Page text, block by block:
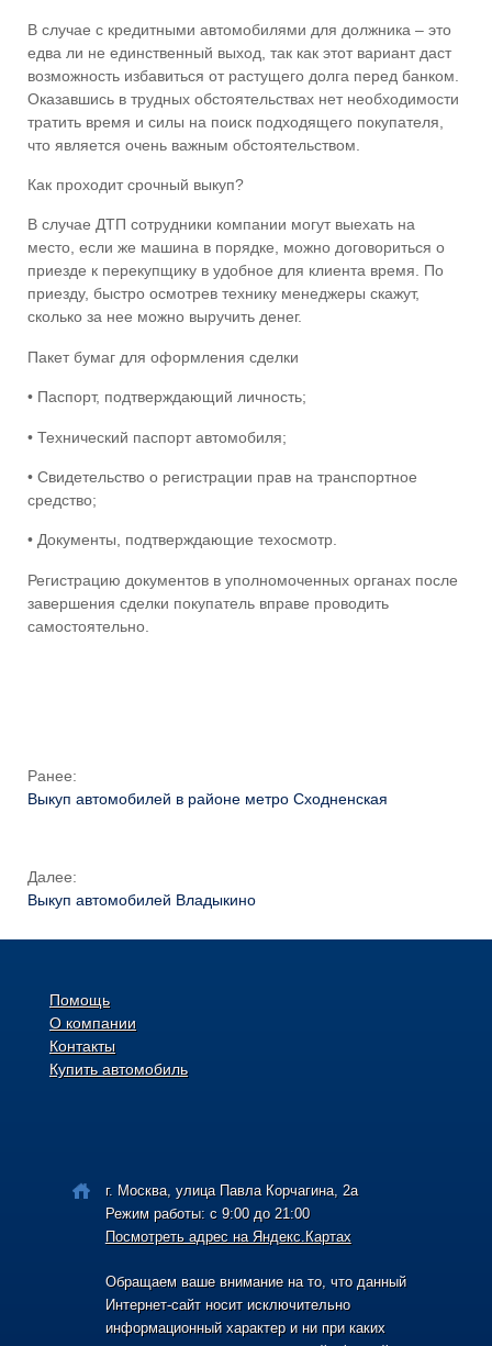
В случае с кредитными автомобилями для должника – это
едва ли не единственный выход, так как этот вариант даст
возможность избавиться от растущего долга перед банком.
Оказавшись в трудных обстоятельствах нет необходимости
тратить время и силы на поиск подходящего покупателя,
что является очень важным обстоятельством.
Как проходит срочный выкуп?
В случае ДТП сотрудники компании могут выехать на
место, если же машина в порядке, можно договориться о
приезде к перекупщику в удобное для клиента время. По
приезду, быстро осмотрев технику менеджеры скажут,
сколько за нее можно выручить денег.
Пакет бумаг для оформления сделки
• Паспорт, подтверждающий личность;
• Технический паспорт автомобиля;
• Свидетельство о регистрации прав на транспортное
средство;
• Документы, подтверждающие техосмотр.
Регистрацию документов в уполномоченных органах после
завершения сделки покупатель вправе проводить
самостоятельно.
Ранее:
Выкуп автомобилей в районе метро Сходненская
Далее:
Выкуп автомобилей Владыкино
Помощь
О компании
Контакты
Купить автомобиль
г. Москва, улица Павла Корчагина, 2а
Режим работы: с 9:00 до 21:00
Посмотреть адрес на Яндекс.Картах
Обращаем ваше внимание на то, что данный
Интернет-сайт носит исключительно
информационный характер и ни при каких